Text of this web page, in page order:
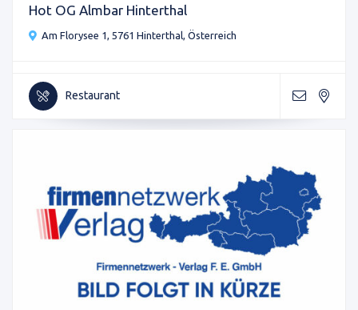
Hot OG Almbar Hinterthal
Am Florysee 1, 5761 Hinterthal, Österreich
Restaurant